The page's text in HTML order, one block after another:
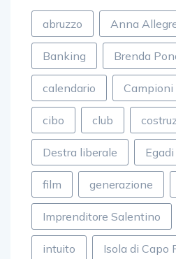
abruzzo Anna
Banking Brenda
calendario Campioni
cibo club
Destra liberale Egadi
film generazione
Imprenditore Salentino
intuito Isola di Capo